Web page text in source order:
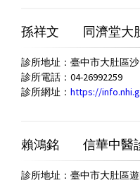
孫祥文 同濟堂大
診所地址：臺中市大肚區
診所電話：04-26992259
診所網址： https://
賴鴻銘 信華中醫
診所地址：臺中市大肚區